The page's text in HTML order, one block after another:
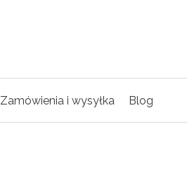
Zamówienia i wysyłka Blog